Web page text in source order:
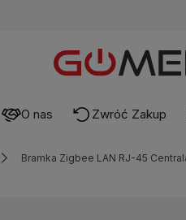
O nas Zwróć Zakup
Bramka Zigbee LAN RJ-45